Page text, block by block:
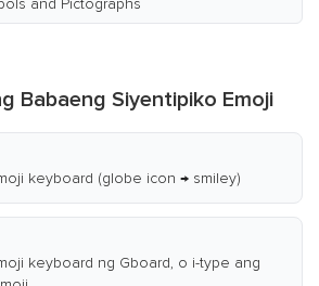
and Pictographs
Babaeng Siyentipiko Emoji
keyboard (globe icon → smiley)
keyboard ng Gboard, o i-type ang